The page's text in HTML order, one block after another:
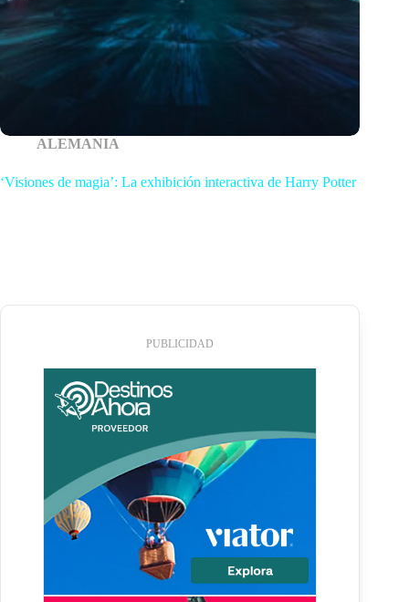
ALEMANIA
‘Visiones de magia’: La exhibición interactiva de Harry Potter
PUBLICIDAD